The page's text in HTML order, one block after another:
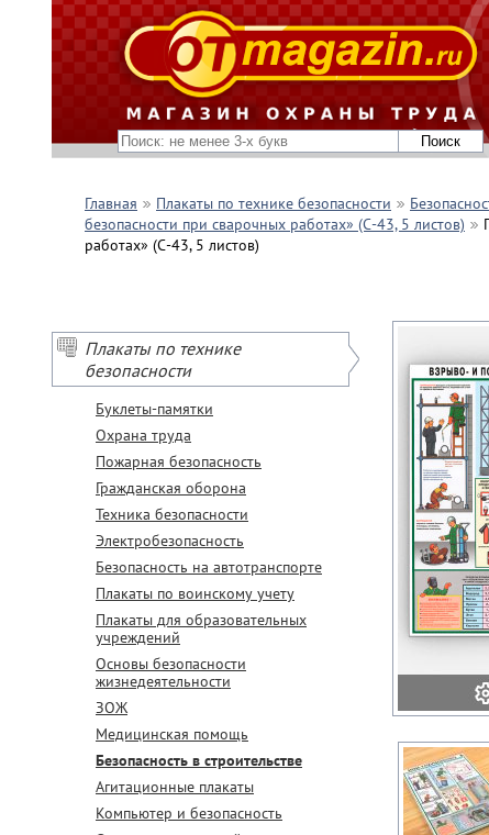
Главная Плакаты по технике безопасности
безопасности при сварочных работах» (С-43, 5 листов)
работах» (С-43, 5 листов)
Плакаты по технике
безопасности
Буклеты-памятки
Охрана труда
Пожарная безопасность
Гражданская оборона
Техника безопасности
Электробезопасность
Безопасность на автотранспорте
Плакаты по воинскому учету
Плакаты для образовательных
учреждений
Основы безопасности
жизнедеятельности
ЗОЖ
Медицинская помощь
Безопасность в строительстве
Агитационные плакаты
Компьютер и безопасность